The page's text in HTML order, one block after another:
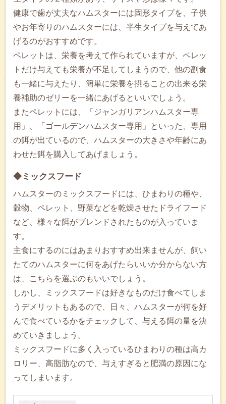
健康で歯が丈夫なハムスターには固形タイプを、子供
やお年寄りのハムスターには、半生タイプを与えてあ
げるのがおすすめです。
ペレットは、栄養を考えて作られていますが、ペレッ
トだけ与えても栄養が不足してしまうので、他の副食
も一緒に与えたり、簡単に栄養を摂ることの出来る栄
養補助のゼリーを一緒にあげるといいでしょう。
またペレットには、「ジャンガリアンハムスター専
用」、「ゴールデンハムスター専用」といった、専用
の餌が出ているので、ハムスターの大きさや年齢にあ
わせた餌を購入してあげましょう。
◆ミックスフード
ハムスターのミックスフードには、ひまわりの種や、
穀物、ペレット、野菜などを乾燥させたドライフード
など、様々な餌がブレンドされたものが入っていま
す。
主食にするのにはあまりおすすめ出来ませんが、飼い
たてのハムスターに何をあげたらいいか分からない方
は、こちらを選ぶのもいいでしょう。
しかし、ミックスフードは好きなものだけ食べてしま
うデメリットもあるので、日々、ハムスターが何を好
んで食べているかをチェックして、与える餌の量を決
めていきましょう。
ミックスフードに多く入っているひまわりの種は高カ
ロリー、高脂肪なので、与えすぎると肥満の原因にな
ってしまいます。